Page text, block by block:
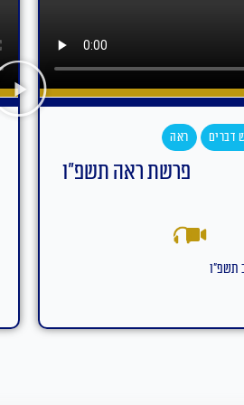
חומש דברים
פרשת עקב תשפ"ו
ט״ז באב תשפ״ו